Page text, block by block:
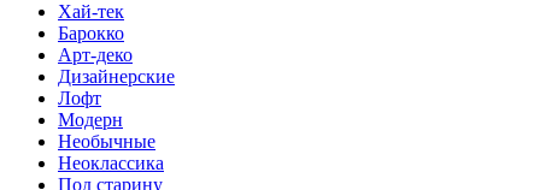
Хай-тек
Барокко
Арт-деко
Дизайнерские
Лофт
Модерн
Необычные
Неоклассика
Под старину